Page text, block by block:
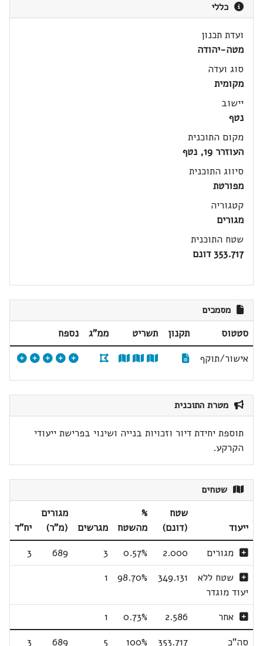
כללי
ועדת תכנון
מטה-יהודה
סוג ועדה
מקומית
יישוב
נטף
מקום התוכנית
העוזרר 19, נטף
סיווג התוכנית
מפורטת
קטגוריה
מגורים
שטח התוכנית
353.717 דונם
מסמכים
סטטוס תקנון תשריט ממ"ג
נספח
אישור/תוקף
מטרת התוכנית
תוספת יחידת דיור וזכויות בנייה ושינוי בפרישת ייעודי
הקרקע.
שטחים
ייעוד
שטח
(דונם)
%
מהשטח
מגרשים
מגורים
(מ"ר)
יח"ד
מגורים
2.000
0.57%
3
689
3
שטח ללא
יעוד מוגדר
349.131
98.70%
1
אחר 2.586
0.73%
1
סה"כ
353.717
100%
5
689
3